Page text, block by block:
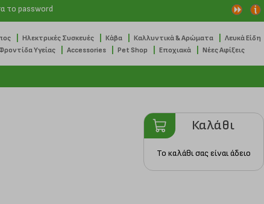
το password
Ηλεκτρικές Συσκευές Κάβα Καλλυντικά & Αρώματα Λευκά Είδη
Υγείας Accessories Pet Shop Εποχιακά Νέες Αφίξεις
Καλάθι
Το καλάθι σας είναι άδειο